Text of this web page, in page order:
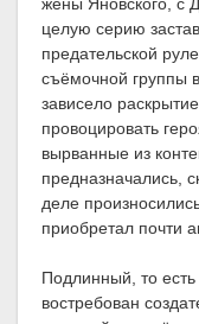
жены Яновского, с
целую серию
предательской
съёмочной группы
зависело
провоцировать
вырванные из
предназначались,
деле
приобретал почти
Подлинный, то есть
востребован